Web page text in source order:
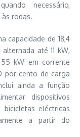
necessário,
rodas.
capacidade de 18,4
até 11 kW,
kW em corrente
por cento de carga
ainda a função
dispositivos
eléctricas
a partir do